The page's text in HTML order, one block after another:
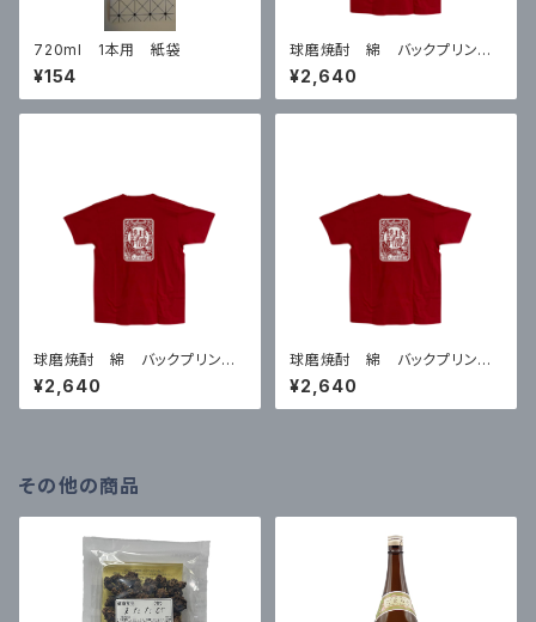
720ml 1本用 紙袋
¥154
球磨焼酎 綿 バックプリントT
シャツ 赤 Lサイズ
¥2,640
球磨焼酎 綿 バックプリントT
シャツ 赤 Ｍサイズ
¥2,640
球磨焼酎 綿 バックプリントT
シャツ 赤 XLサイズ
¥2,640
その他の商品